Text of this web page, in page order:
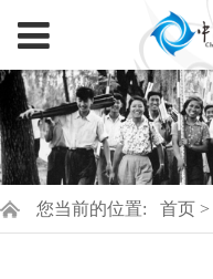
您当前的位置: 首页>